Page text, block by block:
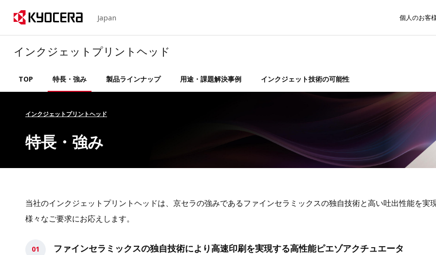
Japan 個人のお客
インクジェットプリントヘッド
TOP 特長・強み 製品ラインナップ 用途・課題解決事例 インクジェット技術の可能性
インクジェットプリントヘッド
特長・強み
当社のインクジェットプリントヘッドは、京セラの強みであるファインセラミックスの独自技術と高い吐出性能を
様々なご要求にお応えします。
ファインセラミックスの独自技術により高速印刷を実現する高性能ピエゾアクチュエータ